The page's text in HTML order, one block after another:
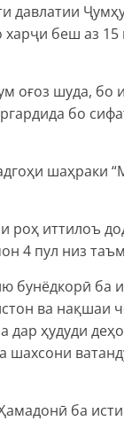
давлатии
беш аз
оғоз шуда, бо
бо
шаҳраки
роҳ иттилоъ
4 пул низ
бунёдкорӣ ба
ва нақшаи
дар ҳудуди
шахсони
ба